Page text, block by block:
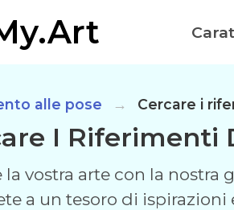
alle pose Cercare i
I Riferimenti
la vostra arte con la
a un tesoro di ispirazioni